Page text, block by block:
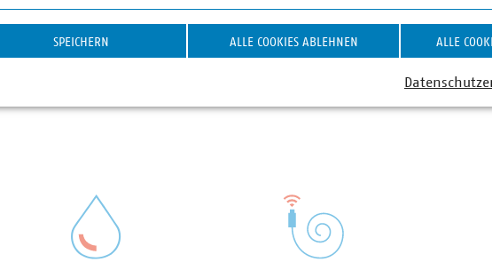
Statistik
SPEICHERN ALLE COOKIES ABLEHNEN ALLE